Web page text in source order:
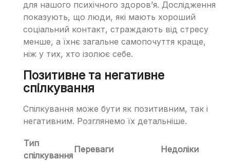
для нашого психічного здоров’я. Дослідження
показують, що люди, які мають хороший
соціальний контакт, страждають від стресу
менше, а їхнє загальне самопочуття краще,
ніж у тих, хто ізолює себе.
Позитивне та негативне
спілкування
Спілкування може бути як позитивним, так і
негативним. Розглянемо їх детальніше.
Тип
спілкування
Переваги Недоліки